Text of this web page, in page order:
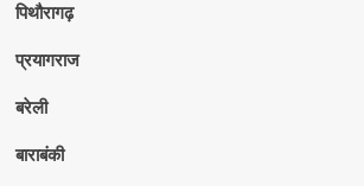
पिथौरागढ़
प्रयागराज
बरेली
बाराबंकी